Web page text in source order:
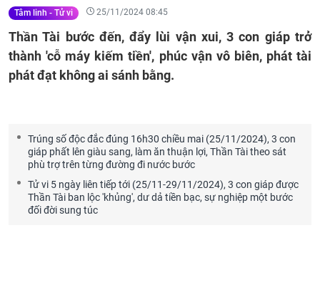
Tâm linh - Tử vi 25/11/2024 08:45
Thần Tài bước đến, đẩy lùi vận xui, 3 con giáp trở
thành 'cỗ máy kiếm tiền', phúc vận vô biên, phát tài
phát đạt không ai sánh bằng.
Trúng số độc đắc đúng 16h30 chiều mai (25/11/2024), 3 con
giáp phất lên giàu sang, làm ăn thuận lợi, Thần Tài theo sát
phù trợ trên từng đường đi nước bước
Tử vi 5 ngày liên tiếp tới (25/11-29/11/2024), 3 con giáp được
Thần Tài ban lộc 'khủng', dư dả tiền bạc, sự nghiệp một bước
đối đời sung túc